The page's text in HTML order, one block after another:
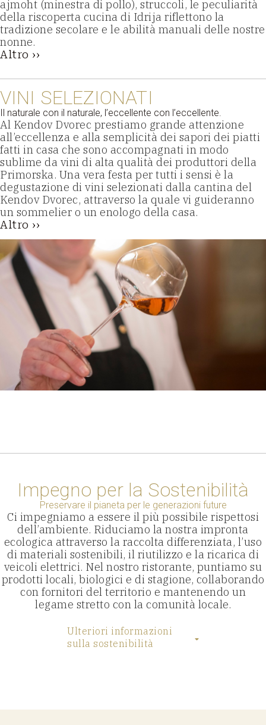
ajmoht (minestra di pollo), struccoli, le peculiarità
della riscoperta cucina di Idrija riflettono la
tradizione secolare e le abilità manuali delle nostre
nonne.
Altro ››
VINI SELEZIONATI
Il naturale con il naturale, l’eccellente con l’eccellente.
Al Kendov Dvorec prestiamo grande attenzione
all’eccellenza e alla semplicità dei sapori dei piatti
fatti in casa che sono accompagnati in modo
sublime da vini di alta qualità dei produttori della
Primorska. Una vera festa per tutti i sensi è la
degustazione di vini selezionati dalla cantina del
Kendov Dvorec, attraverso la quale vi guideranno
un sommelier o un enologo della casa.
Altro ››
Impegno per la Sostenibilità
Preservare il pianeta per le generazioni future
Ci impegniamo a essere il più possibile rispettosi
dell’ambiente. Riduciamo la nostra impronta
ecologica attraverso la raccolta differenziata, l’uso
di materiali sostenibili, il riutilizzo e la ricarica di
veicoli elettrici. Nel nostro ristorante, puntiamo su
prodotti locali, biologici e di stagione, collaborando
con fornitori del territorio e mantenendo un
legame stretto con la comunità locale.
Ulteriori informazioni
sulla sostenibilità